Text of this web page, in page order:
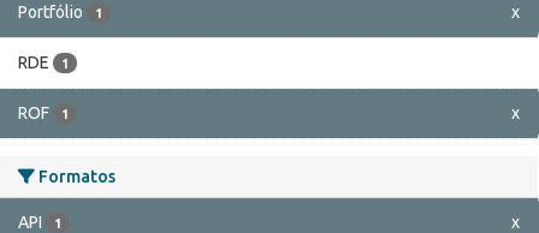
Portfólio 1 x
RDE 1
ROF 1 x
Formatos
API 1 x